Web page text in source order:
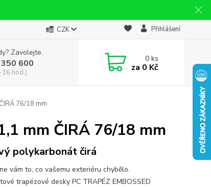
CZK Přihlášení
Zavolejte.
600
hod.)
0ks
za 0 Kč
76/18 mm
mm ČIRÁ 76/18 mm
polykarbonát čirá
vám to, co vašemu exteriéru chybělo.
trapézové desky PC TRAPÉZ EMBOSSED